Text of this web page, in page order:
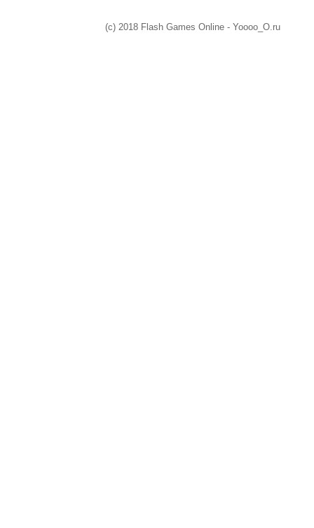
(c) 2018 Flash Games Online - Yoooo_O.ru